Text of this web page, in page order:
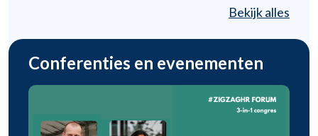
Bekijk alles
Conferenties en evenementen